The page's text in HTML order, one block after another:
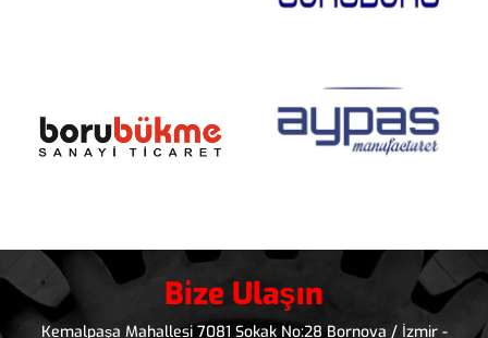
Bize Ulaşın
Kemalpaşa Mahallesi 7081 Sokak No:28 Bornova / İzmir -